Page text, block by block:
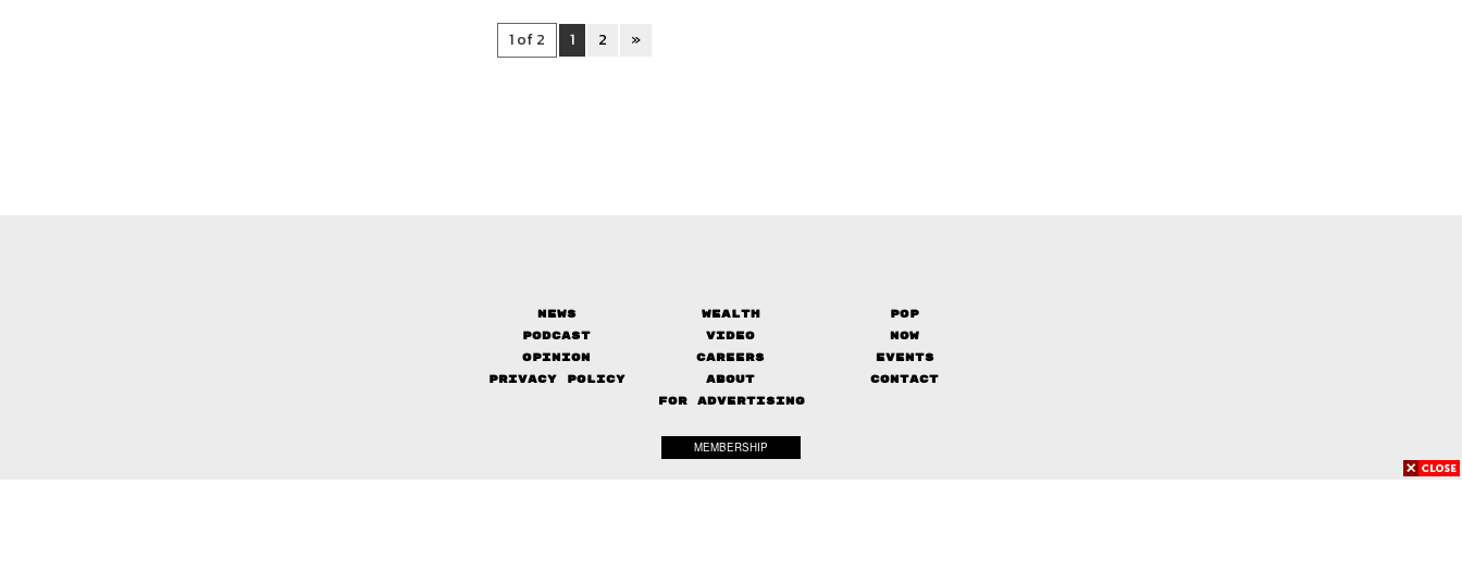
1 of 2 1 2 »
News Wealth
Pop
Podcast
Video
Now
Opinion
Careers
Events
Privacy Policy
About
Contact
FOR ADVERTISING
MEMBERSHIP